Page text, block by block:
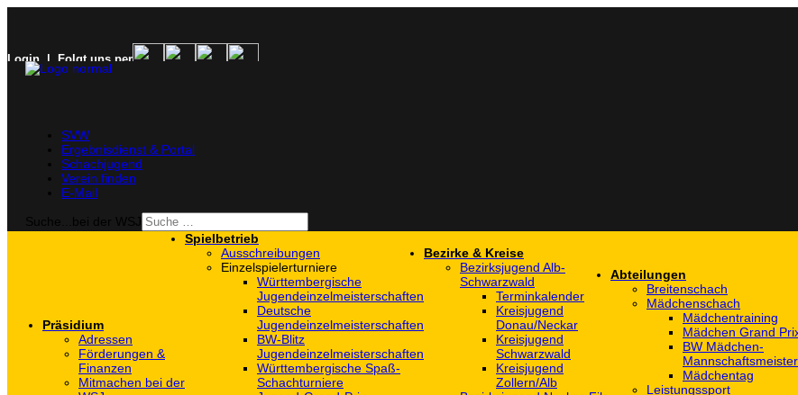
Login | Folgt uns per
SVW
Ergebnisdienst & Portal
Schachjugend
Verein finden
E-Mail
Präsidium
Adressen
Förderungen &
Finanzen
Mitmachen bei der
Spielbetrieb
Ausschreibungen
Einzelspielerturniere
Württembergische
Jugendeinzelmeisterschaften
Deutsche
Jugendeinzelmeisterschaften
BW-Blitz
Jugendeinzelmeisterschaften
Württembergische Spaß-
Schachturniere
Bezirke & Kreise
Bezirksjugend Alb-
Schwarzwald
Terminkalender
Kreisjugend
Donau/Neckar
Kreisjugend
Schwarzwald
Kreisjugend
Zollern/Alb
Abteilungen
Breitenschach
Mädchenschach
Mädchentraining
Mädchen Grand
BW Mädchen-
Mädchentag
Leistungssport